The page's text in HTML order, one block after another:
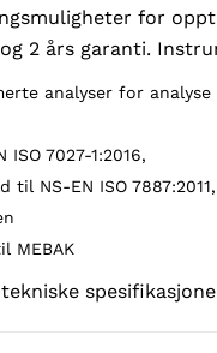
for
2 års garanti.
analyser for
7027-1:2016,
NS-EN ISO 7887:2011,
MEBAK